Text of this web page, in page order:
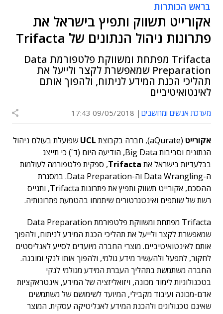
בראש הכותרות
אקורייט תשווק ותפיץ בישראל את
פתרונות ניהול הנתונים של Trifacta
Trifacta מפתחת ומשווקת פלטפורמת Data
Preparation שמאפשרת לקצר ולייעל את
תהליכי הכנת המידע לניתוח, ולהפוך אותם
לאינטואיטיביים
מערכת אנשים ומחשבים 09/05/2018 17:43
אקורייט (aQurate), חברה בקבוצת UCLשפועלת בעולם ניהול
הנתונים וסביבות Big Data, הודיעה היום (ד') כי תייצג
בבלעדיות בישראל את Trifacta, ספקית פלטפורמה לעולמות
ה-Data Wrangling וה-Data Preparation. במסגרת
ההסכם, אקורייט תשווק ותפיץ את פתרונות Trifacta, ותגייס
רשת של שותפים ואינטגרטורים שיתמחו בהטמעת פתרונותיה.
Trifacta מפתחת ומשווקת פלטפורמת Data Preparation
שמאפשרת לקצר ולייעל את תהליכי הכנת המידע לניתוח, ולהפוך
אותם לאינטואיטיביים. מוצרי החברה מיועדים לסייע לאנליסטים
לחקור, לתפעל ולהעשיר מידע גולמי, ולהפוך אותו לנקי ומובנה.
החברה משתמשת בתהליך העברת המידע מגולמי לנקי
בטכנולוגיות לימוד מכונה, ויזואליזציה של המידע, אינטראקציות
אדם-מכונה ועיבוד מקבילי, המיועד לשימושם של משתמשים
שאינם טכנולוגים ולהכנת המידע לאנליטיקה עסקית. המוצר